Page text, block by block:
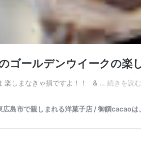
ゴールデンウイークの楽
楽しまなきゃ損ですよ！！ & … 続きを読む
島市で親しまれる洋菓子店 / 御饌cacao